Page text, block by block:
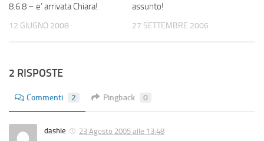
8.6.8 – e’ arrivata Chiara!
12 GIUGNO 2008
assunto!
27 SETTEMBRE 2006
2 RISPOSTE
Commenti 2 Pingback 0
dashie
23 Agosto 2005 alle 13:48